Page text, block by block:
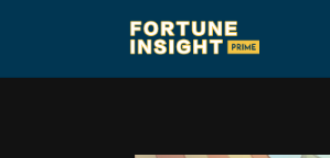
正嘢同kam嘢，點分？